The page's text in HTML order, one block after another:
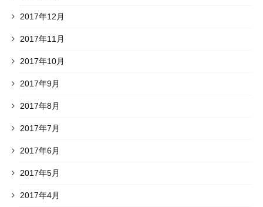
2017年12月
2017年11月
2017年10月
2017年9月
2017年8月
2017年7月
2017年6月
2017年5月
2017年4月